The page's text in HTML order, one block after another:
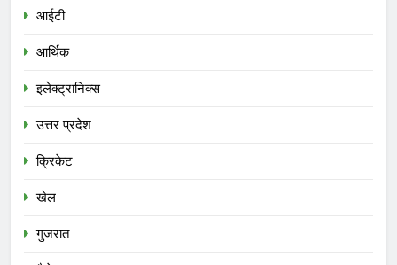
आईटी
आर्थिक
इलेक्ट्रानिक्स
उत्तर प्रदेश
क्रिकेट
खेल
गुजरात